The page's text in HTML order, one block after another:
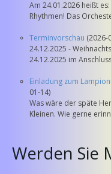
Am 24.01.2026 heißt
Rhythmen! Das
Terminvorschau (2026-
24.12.2025 -
24.12.2025 im
Einladung zum
01-14)
Was wäre der späte
Kleinen. Wie gerne
Werden Sie